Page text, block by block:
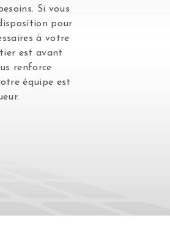
Si vous
pour
à votre
est avant
renforce
équipe est